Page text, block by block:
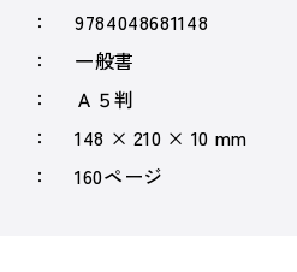
9784048681148
一般書
Ａ５判
148 × 210 × 10 mm
160ページ